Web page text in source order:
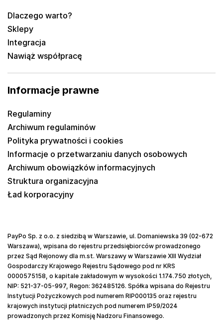
Dlaczego warto?
Sklepy
Integracja
Nawiąż współpracę
Informacje prawne
Regulaminy
Archiwum regulaminów
Polityka prywatności i cookies
Informacje o przetwarzaniu danych osobowych
Archiwum obowiązków informacyjnych
Struktura organizacyjna
Ład korporacyjny
PayPo Sp. z o.o. z siedzibą w Warszawie, ul. Domaniewska 39 (02-672
Warszawa), wpisana do rejestru przedsiębiorców prowadzonego
przez Sąd Rejonowy dla m.st. Warszawy w Warszawie XIII Wydział
Gospodarczy Krajowego Rejestru Sądowego pod nr KRS
0000575158, o kapitale zakładowym w wysokości 1.174.750 złotych,
NIP: 521-37-05-997, Regon: 362485126. Spółka wpisana do Rejestru
Instytucji Pożyczkowych pod numerem RIP000135 oraz rejestru
krajowych instytucji płatniczych pod numerem IP59/2024
prowadzonych przez Komisję Nadzoru Finansowego.